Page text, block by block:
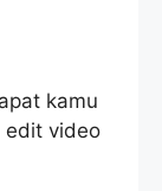
kamu
edit video